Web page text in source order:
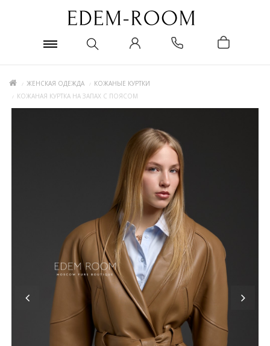
ЖЕНСКАЯ ОДЕЖДА
КОЖАНЫЕ КУРТКИ
КОЖАНАЯ КУРТКА НА ЗАПАХ С ПОЯСОМ